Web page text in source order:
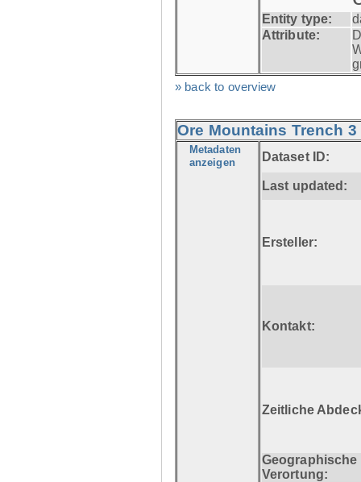
Entity type:
Attribute:
» back to overview
Ore Mountains Trench
Metadaten
anzeigen Dataset ID:
Last updated:
Ersteller:
Kontakt:
Zeitliche
Geographische
Verortung: